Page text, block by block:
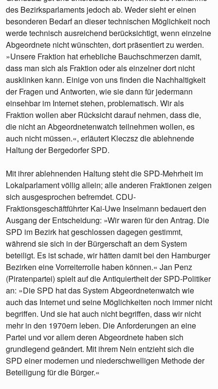
des Bezirksparlaments jedoch ab. Weder sieht er einen
besonderen Bedarf an dieser technischen Möglichkeit noch
werde technisch ausreichend berücksichtigt, wenn einzelne
Abgeordnete nicht wünschten, dort präsentiert zu werden.
»Unsere Fraktion hat erhebliche Bauchschmerzen damit,
dass man sich als Fraktion oder als einzelner dort nicht
ausklinken kann. Einige von uns finden die Nachhaltigkeit
der Fragen und Antworten, wie sie dann für jedermann
einsehbar im Internet stehen, problematisch. Wir als
Fraktion wollen aber Rücksicht darauf nehmen, dass die,
die nicht an Abgeordnetenwatch teilnehmen wollen, es
auch nicht müssen.«, erläutert Kleczsz die ablehnende
Haltung der Bergedorfer SPD.
Mit ihrer ablehnenden Haltung steht die SPD-Mehrheit im
Lokalparlament völlig allein; alle anderen Fraktionen zeigen
sich ausgesprochen befremdet. CDU-
Fraktionsgeschäftführter Kai-Uwe Inselmann bedauert den
Ausgang der Entscheidung: »Wir waren für den Antrag. Die
SPD im Bezirk hat geschlossen dagegen gestimmt,
während sie sich in der Bürgerschaft an dem System
beteiligt. Es ist schade, wir hätten damit bei den Hamburger
Bezirken eine Vorreiterrolle haben können.« Jan Penz
(Piratenpartei) spielt auf die Antiquiertheit der SPD-Politiker
an: »Die SPD hat das System Abgeordnetenwatch wie
auch das Internet und seine Möglichkeiten noch immer nicht
begriffen. Und sie hat auch nicht begriffen, dass wir nicht
mehr in den 1970ern leben. Die Anforderungen an eine
Partei und vor allem deren Abgeordnete haben sich
grundlegend geändert. Mit ihrem Nein entzieht sich die
SPD einer modernen und niederschwelligen Methode der
Beteiligung für die Bürger.«